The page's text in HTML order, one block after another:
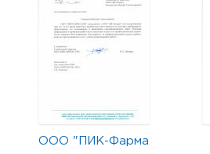
ООО "ПИК-Фарма